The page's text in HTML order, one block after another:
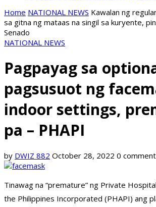
Home NATIONAL NEWS Kawalan ng
sa gitna ng mataas na singil sa kuryente,
Senado
NATIONAL NEWS
Pagpayag sa
pagsusuot ng
indoor settings,
pa – PHAPI
by DWIZ 882 October 28, 2022 0 comment
Tinawag na “premature” ng Private
the Philippines Incorporated (PHAPI) ang